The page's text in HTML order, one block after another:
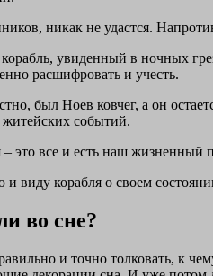
никак не удастся.
увиденный в ночных
расшифровать и учесть.
был Ноев ковчег, а он
событий.
– это все и есть наш
виду корабля о своем
во сне?
и точно толковать, к